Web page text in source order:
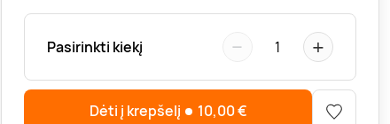
Pasirinkti kiekį − 1 +
Dėti į krepšelį 10,00€